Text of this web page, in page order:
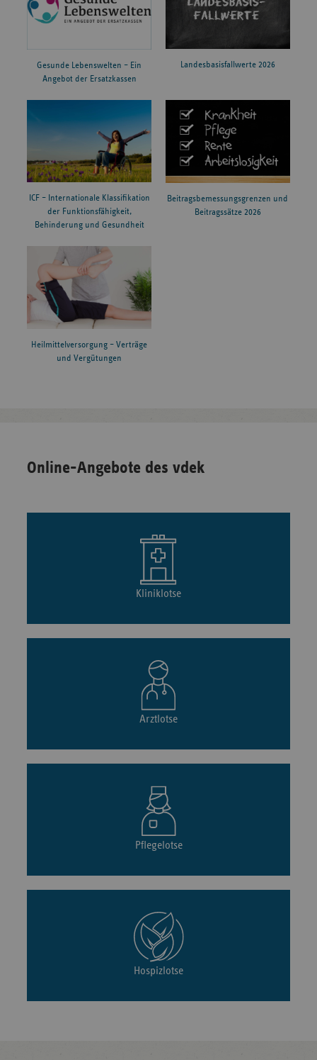
Gesunde Lebenswelten – Ein
Angebot der Ersatzkassen
Landesbasisfallwerte 2026
ICF – Internationale Klassifikation
der Funktionsfähigkeit,
Behinderung und Gesundheit
Beitragsbemessungsgrenzen und
Beitragssätze 2026
Heilmittelversorgung – Verträge
und Vergütungen
Online-Angebote des vdek
Kliniklotse
Arztlotse
Pflegelotse
Hospizlotse